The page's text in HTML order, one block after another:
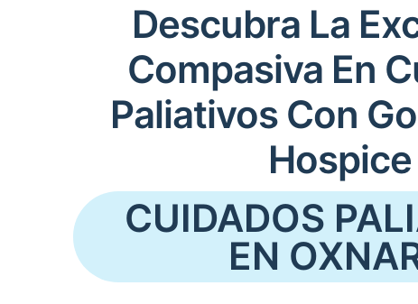
Descubra La
Compasiva En
Paliativos Con
Hospice
CUIDADOS
EN